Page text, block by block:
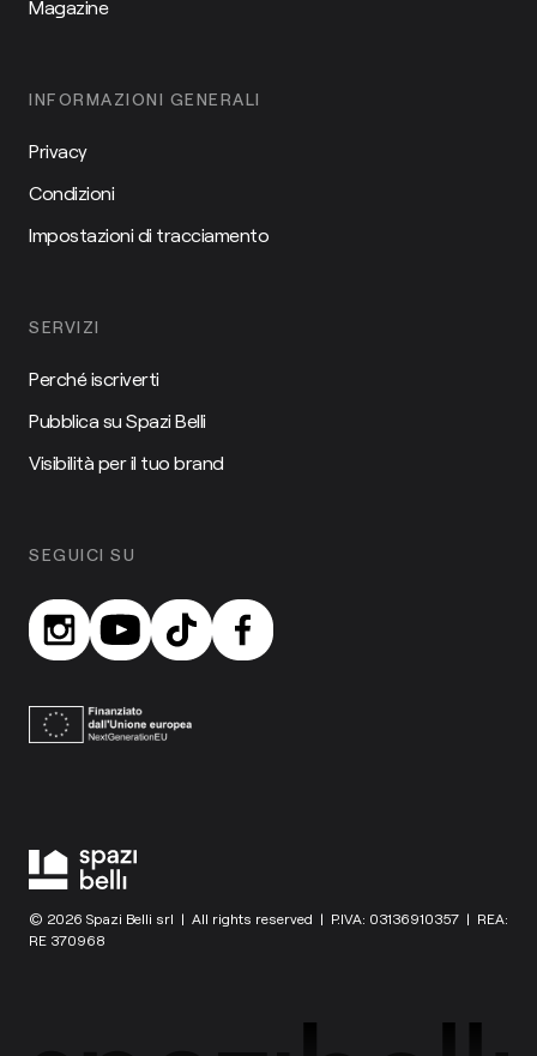
Magazine
INFORMAZIONI GENERALI
Privacy
Condizioni
Impostazioni di tracciamento
SERVIZI
Perché iscriverti
Pubblica su Spazi Belli
Visibilità per il tuo brand
SEGUICI SU
© 2026 Spazi Belli srl | All rights reserved | P.IVA: 03136910357 | REA:
RE 370968